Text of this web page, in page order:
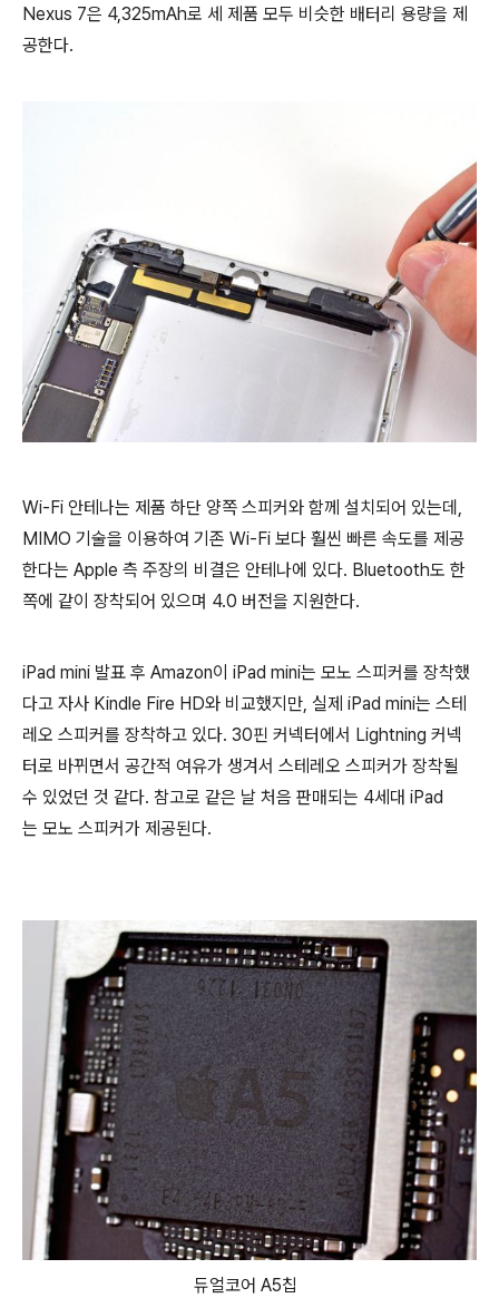
Nexus 7은 4,325mAh로 세 제품 모두 비슷한 배터리 용량을 제
공한다.
Wi-Fi 안테나는 제품 하단 양쪽 스피커와 함께 설치되어 있는데,
MIMO 기술을 이용하여 기존 Wi-Fi 보다 훨씬 빠른 속도를 제공
한다는 Apple 측 주장의 비결은 안테나에 있다. Bluetooth도 한
쪽에 같이 장착되어 있으며 4.0 버전을 지원한다.
iPad mini 발표 후 Amazon이 iPad mini는 모노 스피커를 장착했
다고 자사 Kindle Fire HD와 비교했지만, 실제 iPad mini는 스테
레오 스피커를 장착하고 있다. 30핀 커넥터에서 Lightning 커넥
터로 바뀌면서 공간적 여유가 생겨서 스테레오 스피커가 장착될
수 있었던 것 같다. 참고로 같은 날 처음 판매되는 4세대 iPad
는 모노 스피커가 제공된다.
듀얼코어 A5칩